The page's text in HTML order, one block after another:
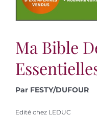
Ma Bible
Par FESTY/DUFOUR
Edité chez LEDUC